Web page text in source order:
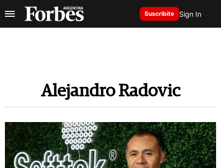
Suscribite Sign In
Alejandro Radovic